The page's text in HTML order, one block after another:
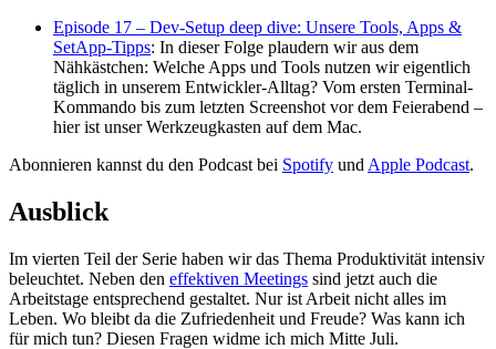
Episode 17 – Dev-Setup deep dive: Unsere Tools, Apps &
SetApp-Tipps: In dieser Folge plaudern wir aus dem
Nähkästchen: Welche Apps und Tools nutzen wir eigentlich
täglich in unserem Entwickler-Alltag? Vom ersten Terminal-
Kommando bis zum letzten Screenshot vor dem Feierabend –
hier ist unser Werkzeugkasten auf dem Mac.
Abonnieren kannst du den Podcast bei Spotify und Apple Podcast.
Ausblick
Im vierten Teil der Serie haben wir das Thema Produktivität intensiv
beleuchtet. Neben den effektiven Meetings sind jetzt auch die
Arbeitstage entsprechend gestaltet. Nur ist Arbeit nicht alles im
Leben. Wo bleibt da die Zufriedenheit und Freude? Was kann ich
für mich tun? Diesen Fragen widme ich mich Mitte Juli.